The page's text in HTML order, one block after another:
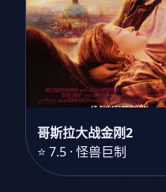
哥斯拉大战金刚2
⭐ 7.5 · 怪兽巨制